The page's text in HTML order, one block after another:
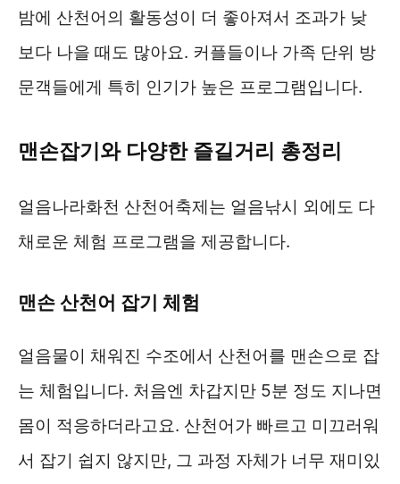
밤에 산천어의 활동성이 더 좋아져서 조과가 낮
보다 나을 때도 많아요. 커플들이나 가족 단위 방
문객들에게 특히 인기가 높은 프로그램입니다.
맨손잡기와 다양한 즐길거리 총정리
얼음나라화천 산천어축제는 얼음낚시 외에도 다
채로운 체험 프로그램을 제공합니다.
맨손 산천어 잡기 체험
얼음물이 채워진 수조에서 산천어를 맨손으로 잡
는 체험입니다. 처음엔 차갑지만 5분 정도 지나면
몸이 적응하더라고요. 산천어가 빠르고 미끄러워
서 잡기 쉽지 않지만, 그 과정 자체가 너무 재미있